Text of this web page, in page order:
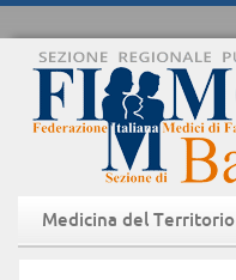
Medicina del Territorio